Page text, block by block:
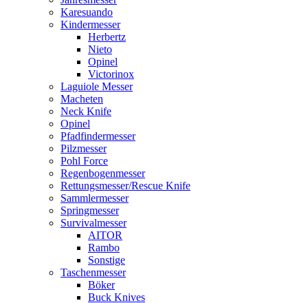
Karesuando
Kindermesser
Herbertz
Nieto
Opinel
Victorinox
Laguiole Messer
Macheten
Neck Knife
Opinel
Pfadfindermesser
Pilzmesser
Pohl Force
Regenbogenmesser
Rettungsmesser/Rescue Knife
Sammlermesser
Springmesser
Survivalmesser
AITOR
Rambo
Sonstige
Taschenmesser
Böker
Buck Knives